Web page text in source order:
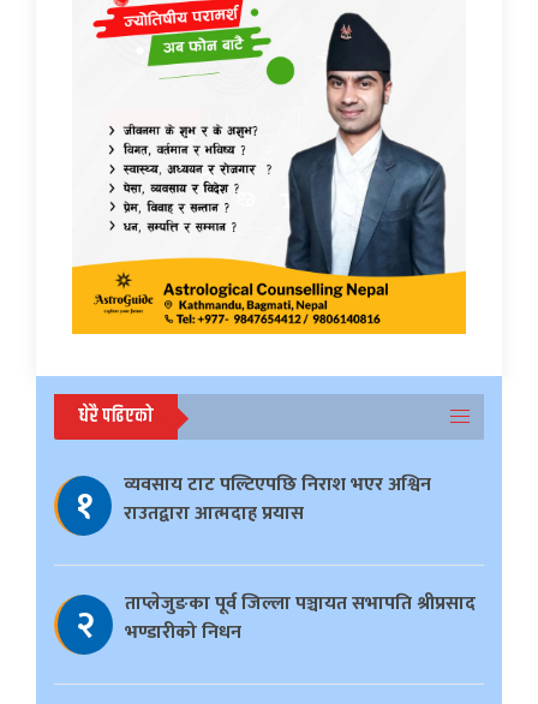
धेरै पढिएको
१
व्यवसाय टाट पल्टिएपछि निराश भएर अश्विन
राउतद्वारा आत्मदाह प्रयास
२
ताप्लेजुङका पूर्व जिल्ला पञ्चायत सभापति श्रीप्रसाद
भण्डारीको निधन